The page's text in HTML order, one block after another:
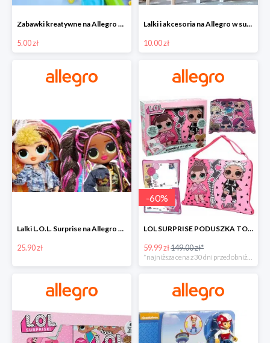
Zabawki kreatywne na Allegro w super cenach od 5 zł
5.00 zł
Lalki i akcesoria na Allegro w super cenach od 10 zł
10.00 zł
Lalki L.O.L. Surprise na Allegro w super cenach od 25,90 zł
25.90 zł
-60%
LOL SURPRISE PODUSZKA TOREBKA SEKRETNY SCHOWEK MP3 -59%
59.99 zł149.00 zł*
*najniższa cena z 30 dni przed obniżką